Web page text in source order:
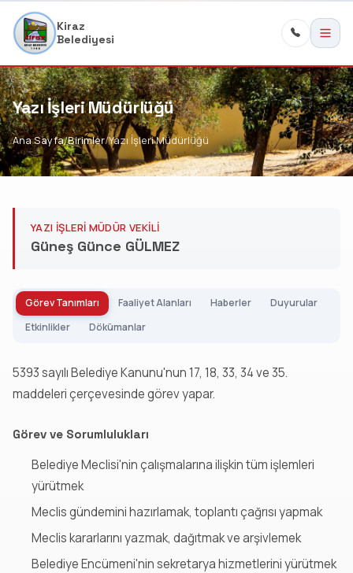
Kiraz
Belediyesi
Yazı İşleri Müdürlüğü
Ana Sayfa Birimler Yazı İşleri Müdürlüğü
YAZI İŞLERI MÜDÜR VEKILI
Güneş Günce GÜLMEZ
Görev Tanımları Faaliyet Alanları Haberler
Duyurular
Etkinlikler
Dökümanlar
5393 sayılı Belediye Kanunu'nun 17, 18, 33, 34 ve 35.
maddeleri çerçevesinde görev yapar.
Görev ve Sorumlulukları
Belediye Meclisi'nin çalışmalarına ilişkin tüm işlemleri
yürütmek
Meclis gündemini hazırlamak, toplantı çağrısı yapmak
Meclis kararlarını yazmak, dağıtmak ve arşivlemek
Belediye Encümeni'nin sekretarya hizmetlerini yürütmek